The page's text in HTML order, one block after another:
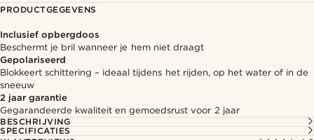
PRODUCTGEGEVENS
Inclusief opbergdoos
Beschermt je bril wanneer je hem niet draagt
Gepolariseerd
Blokkeert schittering – ideaal tijdens het rijden, op het water of in de
sneeuw
2 jaar garantie
Gegarandeerde kwaliteit en gemoedsrust voor 2 jaar
BESCHRIJVING
SPECIFICATIES